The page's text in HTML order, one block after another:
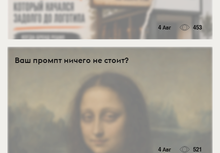
4 Авг 453
Ваш промпт ничего не стоит?
4 Авг 521